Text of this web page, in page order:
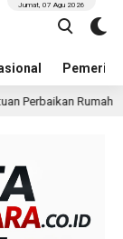
Jumat, 07 Agu 2026
lalu Pria Terduga